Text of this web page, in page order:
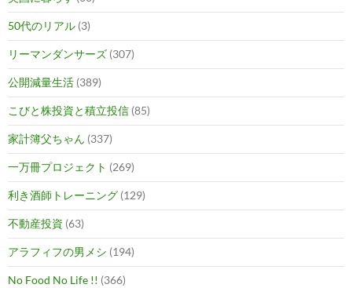
50代のリアル (3)
リーマンダンサーズ (307)
公開減量生活 (389)
こびと株投資と積立投信 (85)
家計簿父ちゃん (337)
一万冊プロジェクト (269)
利き酒師トレーニング (129)
不動産投資 (63)
アラフィフの男メシ (194)
No Food No Life !! (366)